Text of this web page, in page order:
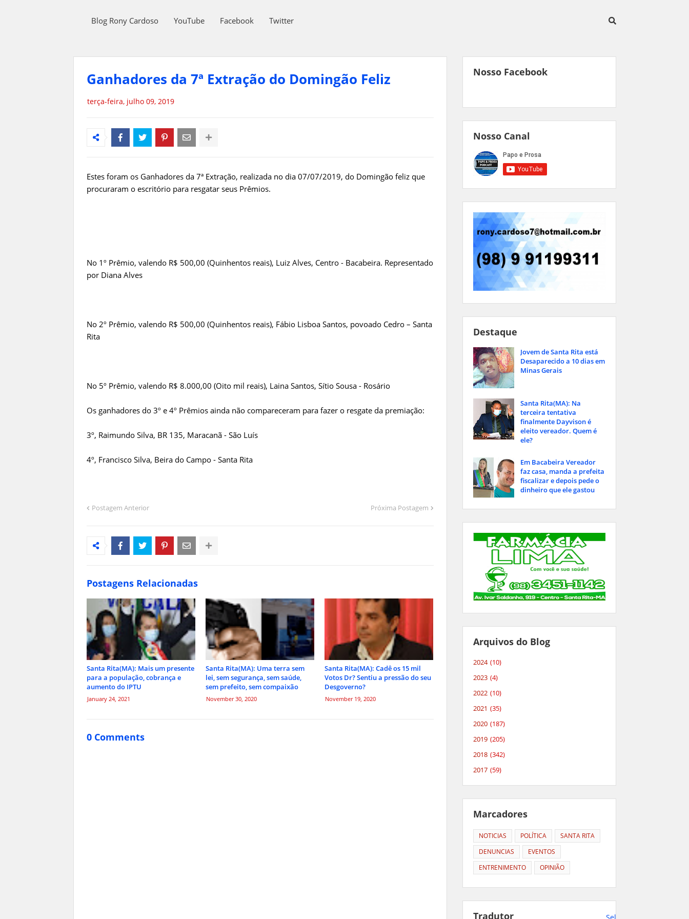
Blog Rony Cardoso YouTube Facebook Twitter
Ganhadores da 7ª Extração do Domingão Feliz
terça-feira, julho 09, 2019
Estes foram os Ganhadores da 7ª Extração, realizada no dia 07/07/2019, do Domingão feliz que
procuraram o escritório para resgatar seus Prêmios.
No 1º Prêmio, valendo R$ 500,00 (Quinhentos reais), Luiz Alves, Centro - Bacabeira. Representado
por Diana Alves
No 2º Prêmio, valendo R$ 500,00 (Quinhentos reais), Fábio Lisboa Santos, povoado Cedro – Santa
Rita
No 5º Prêmio, valendo R$ 8.000,00 (Oito mil reais), Laina Santos, Sítio Sousa - Rosário
Os ganhadores do 3º e 4º Prêmios ainda não compareceram para fazer o resgate da premiação:
3º, Raimundo Silva, BR 135, Maracanã - São Luís
4º, Francisco Silva, Beira do Campo - Santa Rita
Postagem Anterior Próxima Postagem
Postagens Relacionadas
Santa Rita(MA): Mais um presente
para a população, cobrança e
aumento do IPTU
January 24, 2021
Santa Rita(MA): Uma terra sem
lei, sem segurança, sem saúde,
sem prefeito, sem compaixão
November 30, 2020
Santa Rita(MA): Cadê os 15 mil
Votos Dr? Sentiu a pressão do seu
Desgoverno?
November 19, 2020
0 Comments
Nosso Facebook
Nosso Canal
Destaque
Jovem de Santa Rita está
Desaparecido a 10 dias em
Minas Gerais
Santa Rita(MA): Na
terceira tentativa
finalmente Dayvison é
eleito vereador. Quem é
ele?
Em Bacabeira Vereador
faz casa, manda a prefeita
fiscalizar e depois pede o
dinheiro que ele gastou
Arquivos do Blog
2024 (10)
2023 (4)
2022 (10)
2021 (35)
2020 (187)
2019 (205)
2018 (342)
2017 (59)
Marcadores
NOTICIAS POLÍTICA
SANTA RITA
DENUNCIAS
EVENTOS
ENTRENIMENTO
OPINIÃO
Tradutor